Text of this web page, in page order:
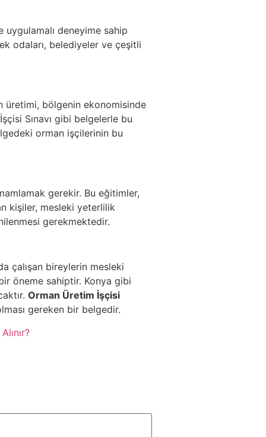
deneyime sahip
odaları, belediyeler ve çeşitli
üretimi, bölgenin ekonomisinde
Sınavı gibi belgelerle bu
orman işçilerinin bu
gerekir. Bu eğitimler,
kişiler, mesleki yeterlilik
gerekmektedir.
çalışan bireylerin mesleki
öneme sahiptir. Konya gibi
Orman Üretim İşçisi
gereken bir belgedir.